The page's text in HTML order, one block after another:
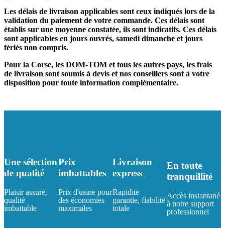
Les délais de livraison applicables sont ceux indiqués lors de la
validation du paiement de votre commande. Ces délais sont
établis sur une moyenne constatée, ils sont indicatifs. Ces délais
sont applicables en jours ouvrés, samedi dimanche et jours
fériés non compris.
Pour la Corse, les DOM-TOM et tous les autres pays, les frais
de livraison sont soumis à devis et nos conseillers sont à votre
disposition pour toute information complémentaire.
Une sélection
de qualité
Plaisir assuré,
qualité
imbattable
Prix
imbattables
Prix d'usine pour
des économies
maximales
Livraison
express
Rapidité
garantie, fiabilité
totale
En toute
tranquillité
Accès instantané
à notre support
professionnel